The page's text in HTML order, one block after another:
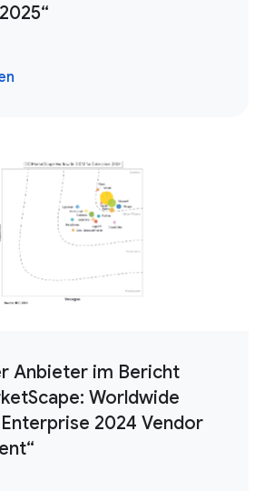
Anbieter im Bericht
Worldwide
2024 Vendor